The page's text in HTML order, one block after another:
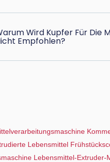
Wird Kupfer Für Die
Empfohlen?
Lebensmittel
Lebensmittel-Extruder-